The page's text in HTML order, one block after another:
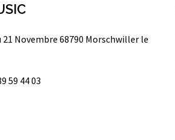
21 Novembre 68790 Morschwiller le
59 44 03